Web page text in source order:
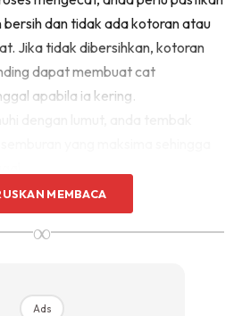
kemewahan dan elegant
download sekarang di
dan tidak ada kotoran atau
Jika tidak dibersihkan, kotoran
dapat membuat cat
apabila ia kering.
MEMBACA
∞
Ads